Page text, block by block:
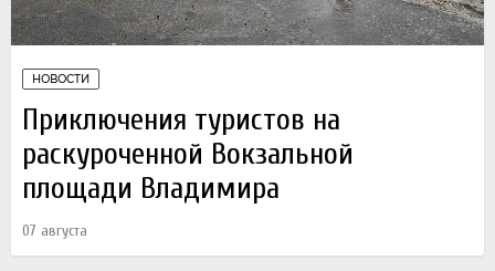
НОВОСТИ
Приключения туристов на
раскуроченной Вокзальной
площади Владимира
07 августа